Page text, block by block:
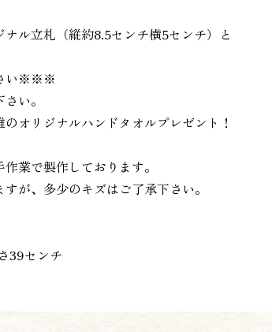
ル立札（縦約8.5センチ横5センチ）と
い※※※
い。
オリジナルハンドタオルプレゼント！
業で製作しております。
が、多少のキズはご了承下さい。
センチ